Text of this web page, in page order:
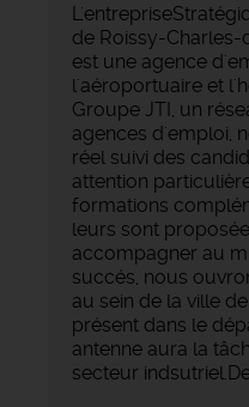
de Roissy-
est une agence
l'aéroportuaire et
Groupe JTI, un
agences d'emploi,
réel suivi des
attention
formations
leurs sont
accompagner au
succés, nous
au sein de la ville
présent dans le
antenne aura la
secteur